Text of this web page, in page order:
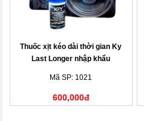
Thuốc xịt kéo dài thời gian Ky
Last Longer nhập khẩu
Mã SP: 1021
600,000đ